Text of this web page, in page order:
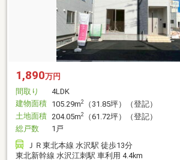
1,890万円
間取り
4LDK
建物面積 105.29m2
（31.85坪）（登記）
土地面積 204.05m2
（61.72坪）（登記）
総戸数
1戸
ＪＲ東北本線 水沢駅 徒歩13分
東北新幹線 水沢江刺駅 車利用 4.4km